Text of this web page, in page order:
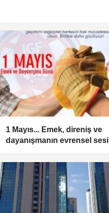
1 Mayıs... Emek, direniş ve
dayanışmanın evrensel sesi